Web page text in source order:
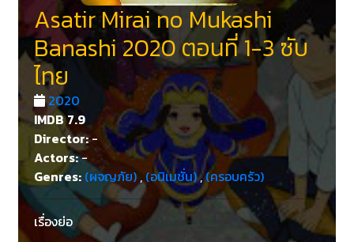
Asatir Mirai no Mukashi
Banashi 2020 ตอนที่ 1-3 ซับ
ไทย
2020
IMDB7.9
Director:-
Actors:-
Genres: (ผจญภัย),(อนิเมชั่น),(ครอบครัว)
เรื่องย่อ